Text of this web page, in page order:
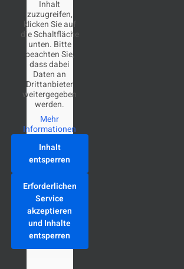
Inhalt
zuzugreifen,
klicken Sie auf
die Schaltfläche
unten. Bitte
beachten Sie,
dass dabei
Daten an
Drittanbieter
weitergegeben
werden.
Mehr
Informationen
Inhalt
entsperren
Erforderlichen
Service
akzeptieren
und Inhalte
entsperren